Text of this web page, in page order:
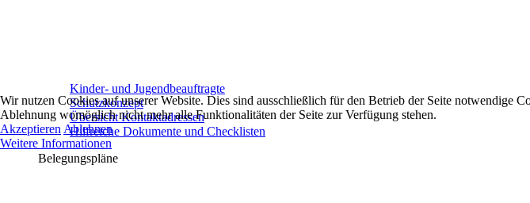
Kinder- und Jugendbeauftragte
Schutzkonzept
Übersicht Kontaktadressen
Hilfreiche Dokumente und Checklisten
Belegungspläne
Wir nutzen Cookies auf unserer Website. Dies sind ausschließlich für den Betrieb der Seite
Ablehnung womöglich nicht mehr alle Funktionalitäten der Seite zur Verfügung stehen.
Akzeptieren Ablehnen
Weitere Informationen